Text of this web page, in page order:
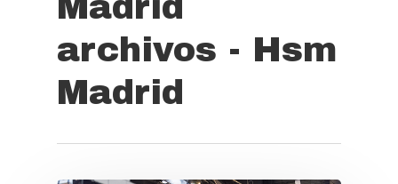
archivos - Hsm
Madrid